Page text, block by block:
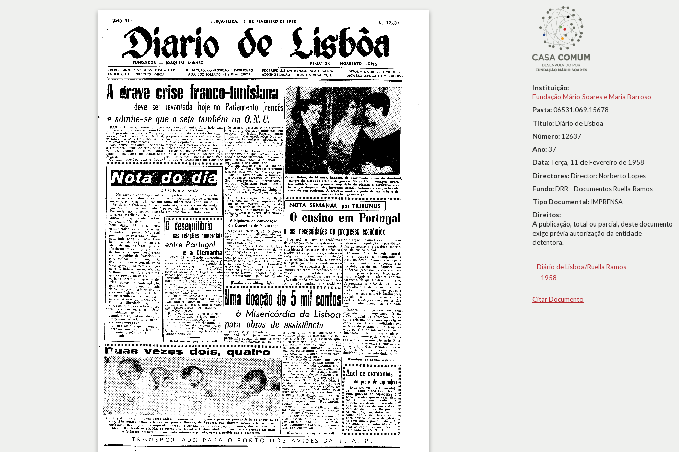
Instituição:
Fundação Mário Soares e Maria Barroso
Pasta:06531.069.15678
Título:Diário de Lisboa
Número: 12637
Ano:37
Data: Terça, 11 de Fevereiro de 1958
Directores:Director: Norberto Lopes
Fundo:DRR - Documentos Ruella Ramos
Tipo Documental: IMPRENSA
Direitos:
A publicação, total ou parcial, deste documento
exige prévia autorização da entidade
detentora.
Diário de Lisboa/Ruella Ramos
1958
Citar Documento